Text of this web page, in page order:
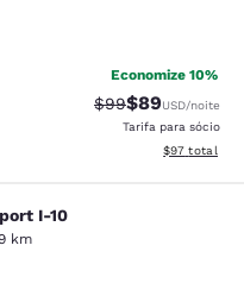
Economize 10%
Tarifa anterior
$99Tarifa com
$89USD/noite
Tarifa para sócio
Exibir
$97 total
I-10
I-10
km
Bom. 2627 avaliações